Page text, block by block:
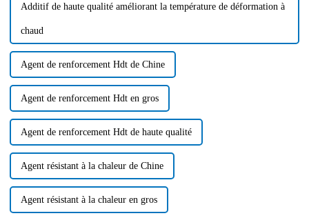
Additif de haute qualité améliorant la température de déformation à
chaud
Agent de renforcement Hdt de Chine
Agent de renforcement Hdt en gros
Agent de renforcement Hdt de haute qualité
Agent résistant à la chaleur de Chine
Agent résistant à la chaleur en gros